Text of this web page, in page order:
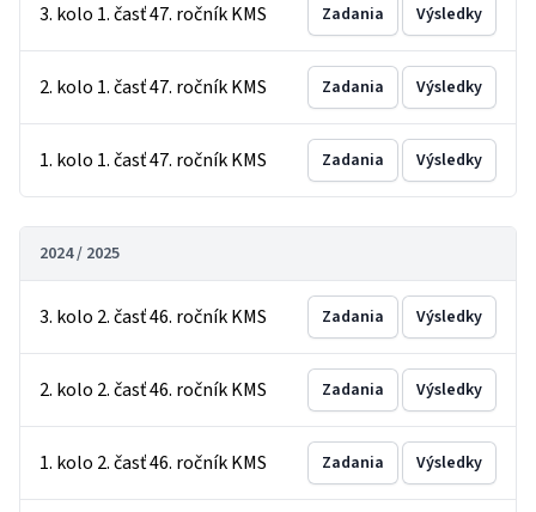
3. kolo 1. časť 47. ročník KMS Zadania Výsledky
2. kolo 1. časť 47. ročník KMS Zadania Výsledky
1. kolo 1. časť 47. ročník KMS Zadania Výsledky
2024 / 2025
3. kolo 2. časť 46. ročník KMS Zadania Výsledky
2. kolo 2. časť 46. ročník KMS Zadania Výsledky
1. kolo 2. časť 46. ročník KMS Zadania Výsledky